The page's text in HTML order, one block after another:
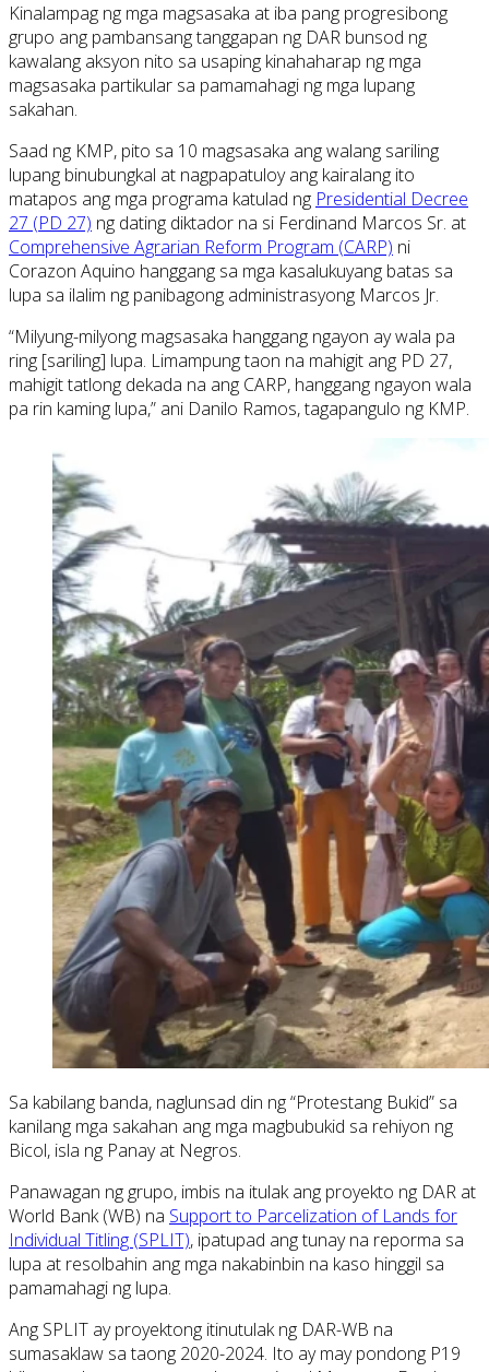
Kinalampag ng mga magsasaka at iba pang progresibong
grupo ang pambansang tanggapan ng DAR bunsod ng
kawalang aksyon nito sa usaping kinahaharap ng mga
magsasaka partikular sa pamamahagi ng mga lupang
sakahan.
Saad ng KMP, pito sa 10 magsasaka ang walang sariling
lupang binubungkal at nagpapatuloy ang kairalang ito
matapos ang mga programa katulad ng Presidential Decree
27 (PD 27) ng dating diktador na si Ferdinand Marcos Sr. at
Comprehensive Agrarian Reform Program (CARP) ni
Corazon Aquino hanggang sa mga kasalukuyang batas sa
lupa sa ilalim ng panibagong administrasyong Marcos Jr.
“Milyung-milyong magsasaka hanggang ngayon ay wala pa
ring [sariling] lupa. Limampung taon na mahigit ang PD 27,
mahigit tatlong dekada na ang CARP, hanggang ngayon wala
pa rin kaming lupa,” ani Danilo Ramos, tagapangulo ng KMP.
Sa kabilang banda, naglunsad din ng “Protestang Bukid” sa
kanilang mga sakahan ang mga magbubukid sa rehiyon ng
Bicol, isla ng Panay at Negros.
Panawagan ng grupo, imbis na itulak ang proyekto ng DAR at
World Bank (WB) na Support to Parcelization of Lands for
Individual Titling (SPLIT), ipatupad ang tunay na reporma sa
lupa at resolbahin ang mga nakabinbin na kaso hinggil sa
pamamahagi ng lupa.
Ang SPLIT ay proyektong itinutulak ng DAR-WB na
sumasaklaw sa taong 2020-2024. Ito ay may pondong P19